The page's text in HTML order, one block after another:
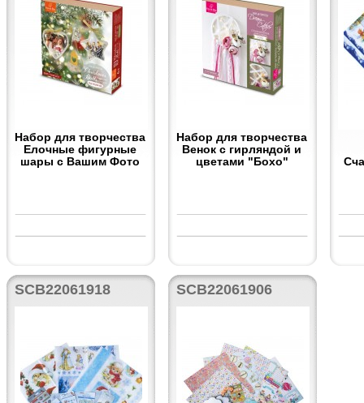
Набор для творчества
Елочные фигурные
шары с Вашим Фото
Набор для творчества
Венок с гирляндой и
цветами "Бохо"
SCB22061918 SCB22061906